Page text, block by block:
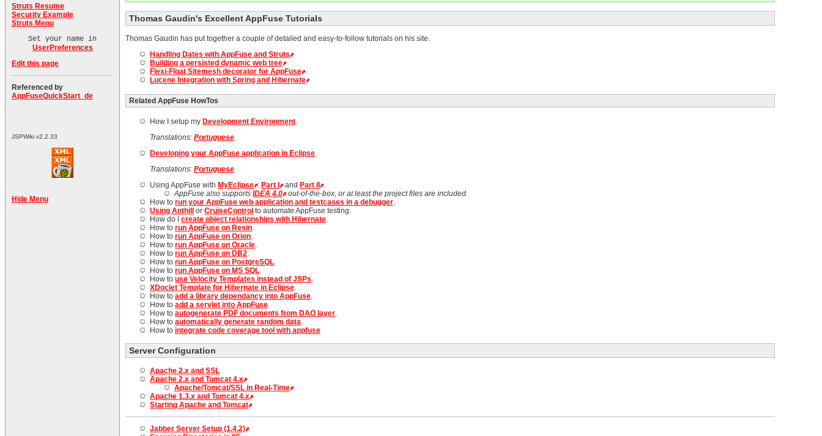
Struts Resume
Security Example
Struts Menu
Set your name in
UserPreferences
Edit this page
Referenced by
AppFuseQuickStart_de
JSPWiki v2.2.33
Hide Menu
Thomas Gaudin's Excellent AppFuse Tutorials
Thomas Gaudin has put together a couple of detailed and easy-to-follow tutorials on his site.
Handling Dates with AppFuse and Struts
Building a persisted dynamic web tree
Flexi-Float Sitemesh decorator for AppFuse
Lucene Integration with Spring and Hibernate
Related AppFuse HowTos
How I setup my Development Environment.
Translations: Portuguese
Developing your AppFuse application in Eclipse.
Translations: Portuguese
Using AppFuse with MyEclipse : Part I and Part II
.
AppFuse also supports IDEA 4.0
out-of-the-box, or at least the project files are included.
How to run your AppFuse web application and testcases in a debugger.
Using Anthill
or CruiseControl to automate AppFuse testing.
How do I create object relationships with Hibernate.
How to run AppFuse on Resin.
How to run AppFuse on Orion.
How to run AppFuse on Oracle.
How to run AppFuse on DB2.
How to run AppFuse on PostgreSQL.
How to run AppFuse on MS SQL.
How to use Velocity Templates instead of JSPs.
XDoclet Template for Hibernate in Eclipse.
How to add a library dependancy into AppFuse.
How to add a servlet into AppFuse.
How to autogenerate PDF documents from DAO layer.
How to automatically generate random data.
How to integrate code coverage tool with appfuse
Server Configuration
Apache 2.x and SSL
Apache 2.x and Tomcat 4.x
Apache/Tomcat/SSL in Real-Time
Apache 1.3.x and Tomcat 4.x
Starting Apache and Tomcat
Jabber Server Setup (1.4.2)